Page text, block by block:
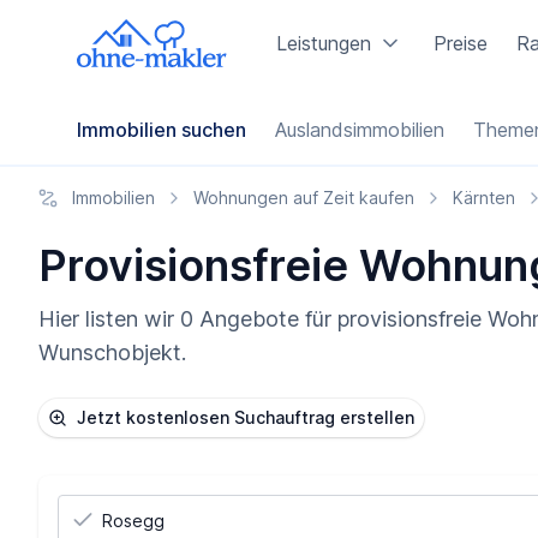
Leistungen Preise
Immobilien suchen Auslandsimmobilien
Immobilien Wohnungen auf Zeit kaufen Kärnten
Provisionsfreie
Hier listen wir 0 Angebote für provisionsfreie
Wunschobjekt.
Jetzt kostenlosen Suchauftrag erstellen